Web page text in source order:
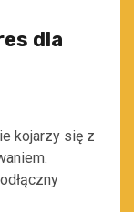
dla
kojarzy się z